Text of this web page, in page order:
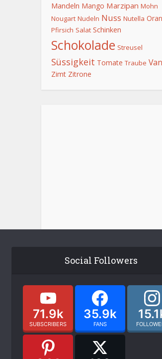
Mandeln Mango Marzipan Mohn
Nougart Nudeln Nuss Nutella
Pfirsich Salat Schinken
Schokolade Streusel
Süssigkeit Tomate Traube
Zimt Zitrone
Social Followers
71.9k
SUBSCRIBERS
35.9k
FANS